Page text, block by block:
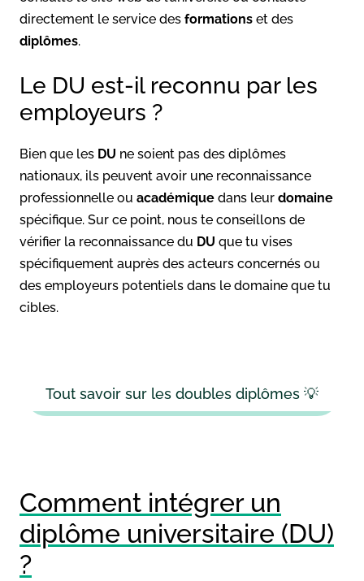
directement le service des formations et des
diplômes.
Le DU est-il reconnu par les
employeurs ?
Bien que les DU ne soient pas des diplômes
nationaux, ils peuvent avoir une reconnaissance
professionnelle ou académique dans leur domaine
spécifique. Sur ce point, nous te conseillons de
vérifier la reconnaissance du DU que tu vises
spécifiquement auprès des acteurs concernés ou
des employeurs potentiels dans le domaine que tu
cibles.
Tout savoir sur les doubles diplômes 💡
Comment intégrer un
diplôme universitaire (DU)
?